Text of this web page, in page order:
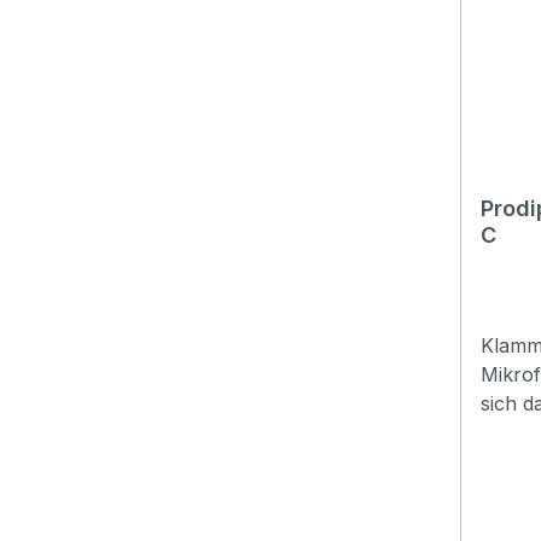
C
Mikrofon
sich